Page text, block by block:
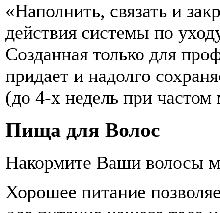
«Наполнить, связать и
действия системы по
Созданная только для
придает и надолго
(до 4-х недель при
Пища для Волос
Накормите Ваши волосы
Хорошее питание